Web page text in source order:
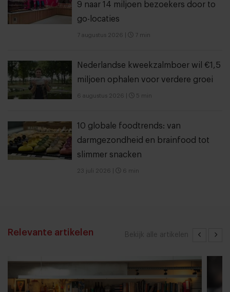
9 naar 14 miljoen bezoekers door to
go-locaties
7 augustus 2026 7 min
Nederlandse kweekzalmboer wil €1,5
miljoen ophalen voor verdere groei
6 augustus 2026 5 min
10 globale foodtrends: van
darmgezondheid en brainfood tot
slimmer snacken
23 juli 2026 6 min
Bekijk alle artikelen
Relevante artikelen